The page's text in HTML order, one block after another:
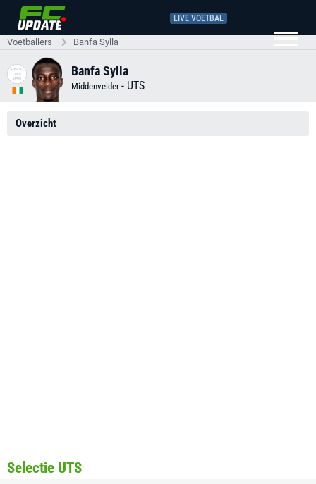
LIVE VOETBAL
Voetballers Banfa Sylla
Banfa Sylla
Middenvelder - UTS
Overzicht
Selectie UTS